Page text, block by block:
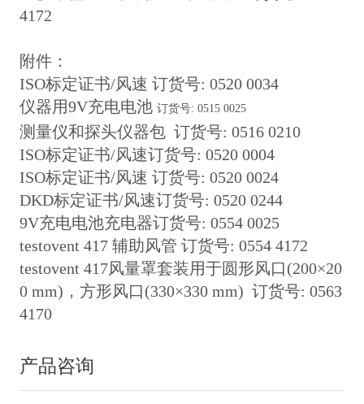
4172
附件：
ISO标定证书/风速 订货号: 0520 0034
仪器用9V充电电池 订货号: 0515 0025
测量仪和探头仪器包 订货号: 0516 0210
ISO标定证书/风速订货号: 0520 0004
ISO标定证书/风速 订货号: 0520 0024
DKD标定证书/风速订货号: 0520 0244
9V充电电池充电器订货号: 0554 0025
testovent 417 辅助风管 订货号: 0554 4172
testovent 417风量罩套装用于圆形风口(200×20
0 mm)，方形风口(330×330 mm) 订货号: 0563
4170
产品咨询